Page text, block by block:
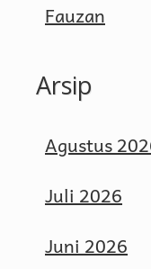
Fauzan
Arsip
Agustus
Juli 2026
Juni 2026